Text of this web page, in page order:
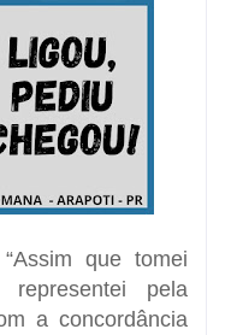
que tomei
representei pela
a concordância